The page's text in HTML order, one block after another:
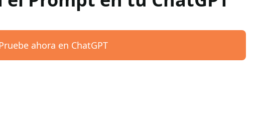
ahora en ChatGPT